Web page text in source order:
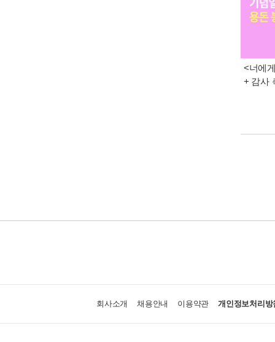
<너에
+ 감사
회사소개 채용안내 이용약관 개인정보처리방